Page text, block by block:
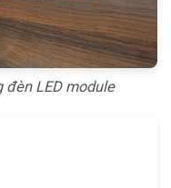
đèn LED module